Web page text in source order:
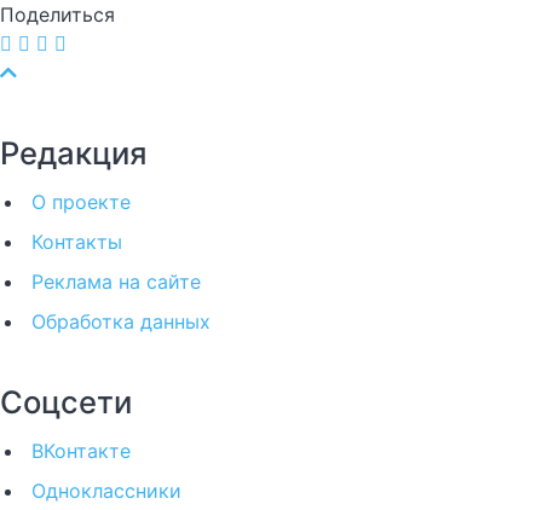
Поделиться
Редакция
О проекте
Контакты
Реклама на сайте
Обработка данных
Соцсети
ВКонтакте
Одноклассники